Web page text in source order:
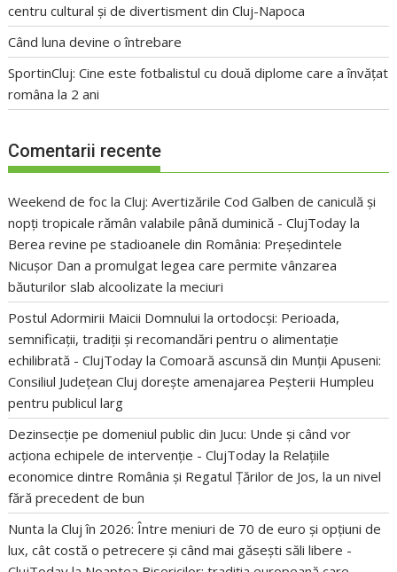
centru cultural și de divertisment din Cluj-Napoca
Când luna devine o întrebare
SportinCluj: Cine este fotbalistul cu două diplome care a învățat
româna la 2 ani
Comentarii recente
Weekend de foc la Cluj: Avertizările Cod Galben de caniculă și
nopți tropicale rămân valabile până duminică - ClujToday la
Berea revine pe stadioanele din România: Președintele
Nicușor Dan a promulgat legea care permite vânzarea
băuturilor slab alcoolizate la meciuri
Postul Adormirii Maicii Domnului la ortodocși: Perioada,
semnificații, tradiții și recomandări pentru o alimentație
echilibrată - ClujToday laComoară ascunsă din Munții Apuseni:
Consiliul Județean Cluj dorește amenajarea Peșterii Humpleu
pentru publicul larg
Dezinsecție pe domeniul public din Jucu: Unde și când vor
acționa echipele de intervenție - ClujToday la Relațiile
economice dintre România și Regatul Țărilor de Jos, la un nivel
fără precedent de bun
Nunta la Cluj în 2026: Între meniuri de 70 de euro și opțiuni de
lux, cât costă o petrecere și când mai găsești săli libere -